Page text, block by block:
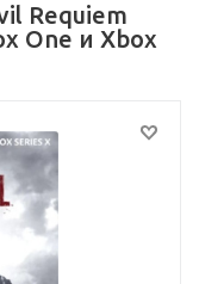
Requiem
One и Xbox